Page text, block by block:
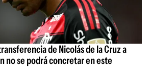
de Nicolás de la Cruz a
no se podrá concretar en este